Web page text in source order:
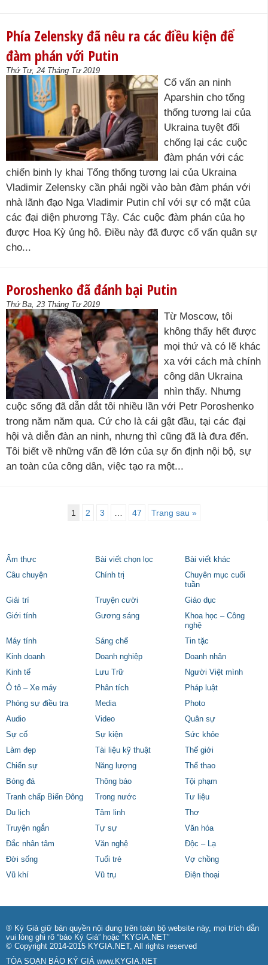
Phía Zelensky đã nêu ra các điều kiện để
đàm phán với Putin
Thứ Tư, 24 Tháng Tư 2019
Cố vấn an ninh
Aparshin cho tổng
thống tương lai của
Ukraina tuyệt đối
chống lại các cuộc
đàm phán với các
chiến binh ly khai Tổng thống tương lai của Ukraina
Vladimir Zelensky cần phải ngồi vào bàn đàm phán với
nhà lãnh đạo Nga Vladimir Putin chỉ với sự có mặt của
các đại diện phương Tây. Các cuộc đàm phán của họ
được Hoa Kỳ ủng hộ. Điều này đã được cố vấn quân sự
cho...
Poroshenko đã đánh bại Putin
Thứ Ba, 23 Tháng Tư 2019
Từ Moscow, tôi
không thấy hết được
mọi thứ và có lẽ khác
xa với cách mà chính
công dân Ukraina
nhìn thấy. Nhưng
cuộc sống đã dẫn dắt tôi nhiều lần với Petr Poroshenko
trong năm năm qua. Cứ cho là cái gật đầu, tại các đại
hội và diễn đàn an ninh, nhưng thì cũng đã là đưa đến.
Tôi biết về những vấn đề lớn của sự ổn định nội bộ, sự
an toàn của công dân, việc tạo ra một...
1 2 3 47 Trang sau »
Ẩm thực Bài viết chọn lọc
Bài viết khác
Câu chuyện
Chính trị
Chuyên mục cuối
tuần
Giải trí
Truyện cười
Giáo dục
Giới tính
Gương sáng
Khoa học – Công
nghệ
Máy tính
Sáng chế
Tin tặc
Kinh doanh
Doanh nghiệp
Doanh nhân
Kinh tế
Lưu Trữ
Người Việt mình
Ô tô – Xe máy
Phân tích
Pháp luật
Phóng sự điều tra
Media
Photo
Audio
Video
Quân sự
Sự cố
Sự kiện
Sức khỏe
Làm đẹp
Tài liệu kỹ thuật
Thế giới
Chiến sự
Năng lượng
Thể thao
Bóng đá
Thông báo
Tội phạm
Tranh chấp Biển Đông
Trong nước
Tư liệu
Du lịch
Tâm linh
Thơ
Truyện ngắn
Tự sự
Văn hóa
Đắc nhân tâm
Văn nghệ
Độc – Lạ
Đời sống
Tuổi trẻ
Vợ chồng
Vũ khí
Vũ trụ Điện thoại
® Ký Giả giữ bản quyền nội dung trên toàn bộ website này, mọi trích dẫn
vui lòng ghi rõ “báo Ký Giả” hoặc “KYGIA.NET”
© Copyright 2014-2015 KYGIA.NET, All rights reserved
TÒA SOẠN BÁO KÝ GIẢ www.KYGIA.NET